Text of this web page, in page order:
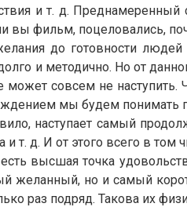
и т. д.
вы фильм, поцеловались,
до готовности
и методично. Но от
совсем не наступить.
мы будем понимать
наступает самый
т. д. И от этого всего в том
высшая точка
желанный, но и самый
раз подряд. Такова их